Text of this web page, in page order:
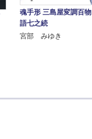
魂手形 三島屋変調百物
語七之続
宮部 みゆき